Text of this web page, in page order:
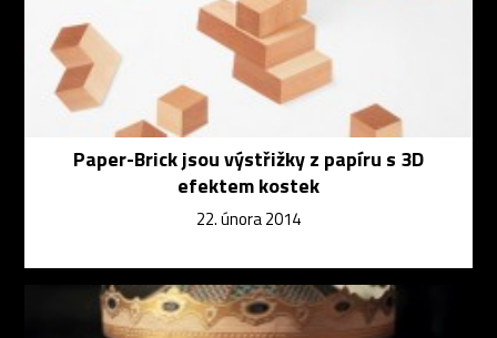
Paper-Brick jsou výstřižky z papíru s 3D
efektem kostek
22. února 2014